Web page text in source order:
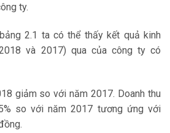
ty.
2.1 ta có thể thấy kết quả kinh
và 2017) qua của công ty có
giảm so với năm 2017. Doanh thu
so với năm 2017 tương ứng với